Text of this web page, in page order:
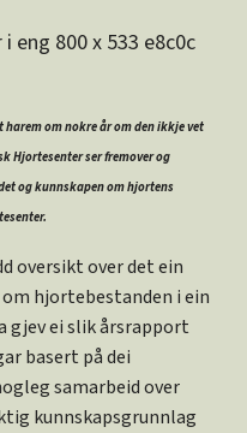
om nokre år om den ikkje vet
Hjortesenter ser fremover og
og kunnskapen om hjortens
oversikt over det ein
hjortebestanden i ein
ei slik årsrapport
basert på dei
samarbeid over
kunnskapsgrunnlag